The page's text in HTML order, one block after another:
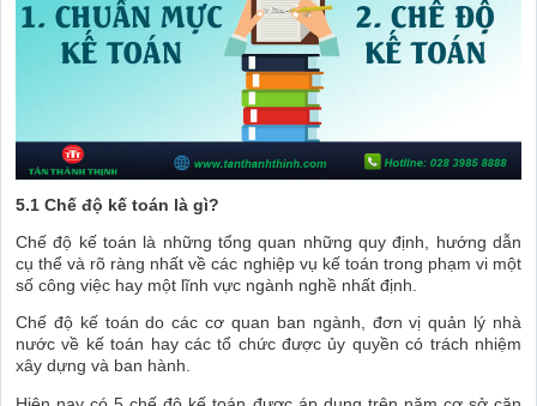
5.1 Chế độ kế toán là gì?
Chế độ kế toán là những tổng quan những quy định, hướng dẫn
cụ thể và rõ ràng nhất về các nghiệp vụ kế toán trong phạm vi một
số công việc hay một lĩnh vực ngành nghề nhất định.
Chế độ kế toán do các cơ quan ban ngành, đơn vị quản lý nhà
nước về kế toán hay các tổ chức được ủy quyền có trách nhiệm
xây dựng và ban hành.